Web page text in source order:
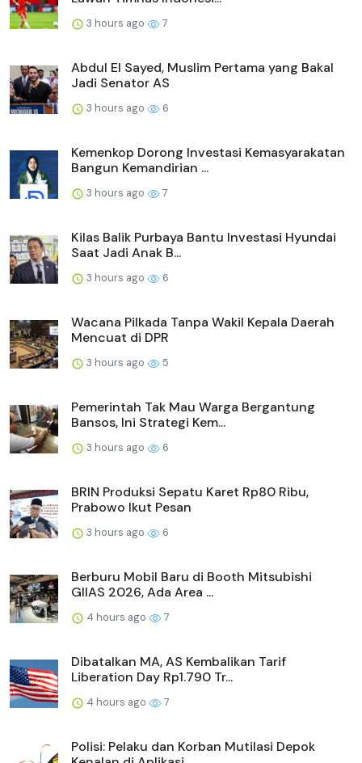
3 hours ago 7
Abdul El Sayed, Muslim Pertama yang Bakal
Jadi Senator AS
3 hours ago 6
Kemenkop Dorong Investasi Kemasyarakatan
Bangun Kemandirian ...
3 hours ago 7
Kilas Balik Purbaya Bantu Investasi Hyundai
Saat Jadi Anak B...
3 hours ago 6
Wacana Pilkada Tanpa Wakil Kepala Daerah
Mencuat di DPR
3 hours ago 5
Pemerintah Tak Mau Warga Bergantung
Bansos, Ini Strategi Kem...
3 hours ago 6
BRIN Produksi Sepatu Karet Rp80 Ribu,
Prabowo Ikut Pesan
3 hours ago 6
Berburu Mobil Baru di Booth Mitsubishi
GIIAS 2026, Ada Area ...
4 hours ago 7
Dibatalkan MA, AS Kembalikan Tarif
Liberation Day Rp1.790 Tr...
4 hours ago 7
Polisi: Pelaku dan Korban Mutilasi Depok